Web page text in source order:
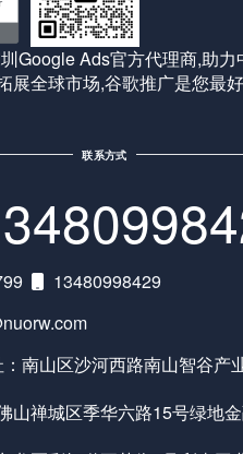
Google Ads官方代理商,助力
展全球市场,谷歌推广是您最
联系方式
13480998429
南山区沙河西路南山智谷产
山禅城区季华六路15号绿地